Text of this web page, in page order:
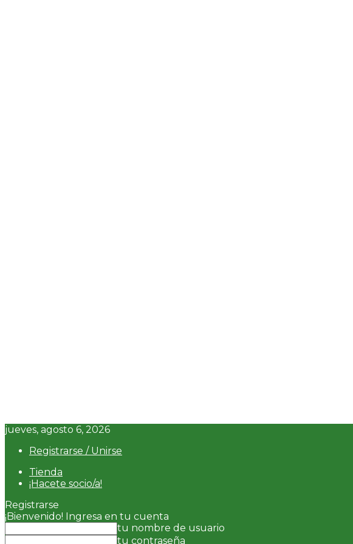
jueves, agosto 6, 2026
Registrarse / Unirse
Tienda
¡Hacete socio/a!
Registrarse
¡Bienvenido! Ingresa en tu cuenta
tu nombre de usuario
tu contraseña